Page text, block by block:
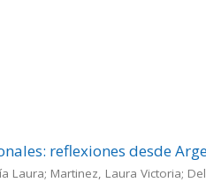
reflexiones desde
Laura; Martinez, Laura Victoria;